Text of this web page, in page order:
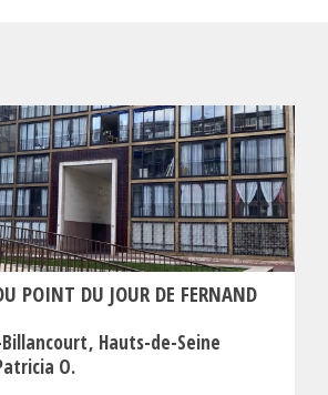
POINT DU JOUR DE FERNAND
Billancourt Hauts-de-Seine
O.